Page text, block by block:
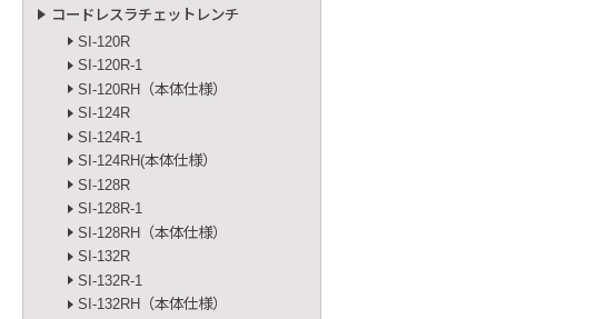
コードレスラチェットレンチ
SI-120R
SI-120R-1
SI-120RH（本体仕様）
SI-124R
SI-124R-1
SI-124RH(本体仕様）
SI-128R
SI-128R-1
SI-128RH（本体仕様）
SI-132R
SI-132R-1
SI-132RH（本体仕様）